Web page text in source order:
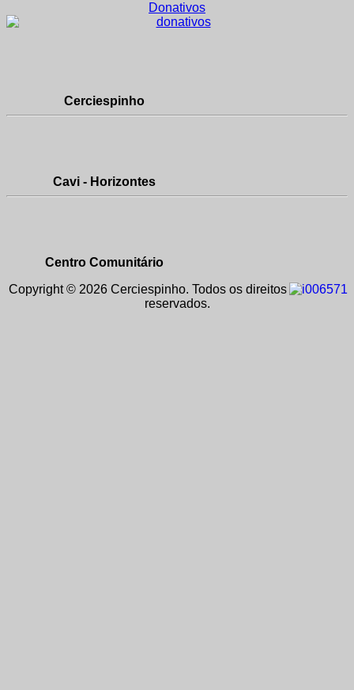
Donativos
Cerciespinho
Cavi - Horizontes
Centro Comunitário
Copyright © 2026 Cerciespinho. Todos os direitos
reservados.